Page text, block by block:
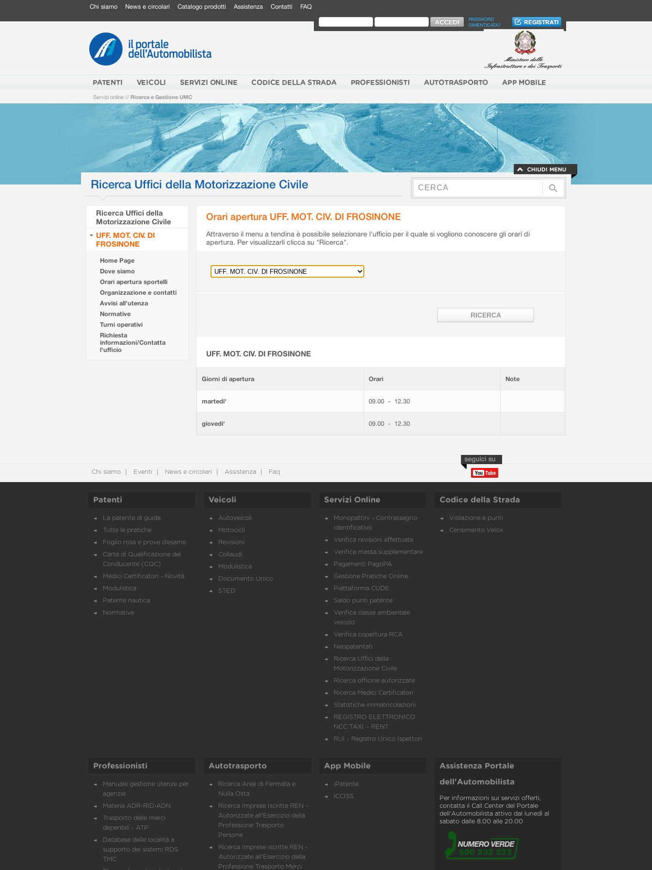
Chi siamo News e circolari Catalogo prodotti Assistenza Contatti FAQ
PASSWORD
DIMENTICATA?
PATENTI VEICOLI SERVIZI ONLINE CODICE DELLA STRADA PROFESSIONISTI AUTOTRASPORTO APP MOBILE
Servizi online // Ricerca e Gestione UMC
Ricerca Uffici della Motorizzazione Civile
Ricerca Uffici della
Motorizzazione Civile
UFF. MOT. CIV. DI
FROSINONE
Home Page
Dove siamo
Orari apertura sportelli
Organizzazione e contatti
Avvisi all'utenza
Normative
Turni operativi
Richiesta
informazioni/Contatta
l'ufficio
Orari apertura UFF. MOT. CIV. DI FROSINONE
Attraverso il menu a tendina è possibile selezionare l'ufficio per il quale si vogliono conoscere gli orari di
apertura. Per visualizzarli clicca su "Ricerca".
UFF. MOT. CIV. DI FROSINONE
Giorni di apertura Orari Note
martedi' 09.00 - 12.30
giovedi' 09.00 - 12.30
Chi siamo Eventi News e circolari Assistenza Faq
Patenti
La patente di guida
Tutte le pratiche
Foglio rosa e prove d’esame
Carta di Qualificazione del
Conducente (CQC)
Medici Certificatori - Novità
Modulistica
Patente nautica
Normativa
Veicoli
Autoveicoli
Motocicli
Revisioni
Collaudi
Modulistica
Documento Unico
STED
Servizi Online
Monopattini - Contrassegno
identificativo
Verifica revisioni effettuate
Verifica massa supplementare
Pagamenti PagoPA
Gestione Pratiche Online
Piattaforma CUDE
Saldo punti patente
Verifica classe ambientale
veicolo
Verifica copertura RCA
Neopatentati
Ricerca Uffici della
Motorizzazione Civile
Ricerca officine autorizzate
Ricerca Medici Certificatori
Statistiche immatricolazioni
REGISTRO ELETTRONICO
NCC TAXI – RENT
RUI - Registro Unico Ispettori
Codice della Strada
Violazione e punti
Censimento Velox
Professionisti
Manuale gestione utenze per
agenzie
Materia ADR-RID-ADN
Trasporto delle merci
deperibili - ATP
Database delle località a
supporto dei sistemi RDS
TMC
Autotrasporto
Ricerca Aree di Fermata e
Nulla Osta
Ricerca Imprese Iscritte REN -
Autorizzate all'Esercizio della
Professione Trasporto
Persone
Ricerca Imprese iscritte REN -
Autorizzate all'Esercizio della
Professione Trasporto Merci
App Mobile
iPatente
iCCISS
Assistenza Portale
dell'Automobilista
Per informazioni sui servizi offerti,
contatta il Call Center del Portale
dell'Automobilista attivo dal lunedì al
sabato dalle 8.00 alle 20.00